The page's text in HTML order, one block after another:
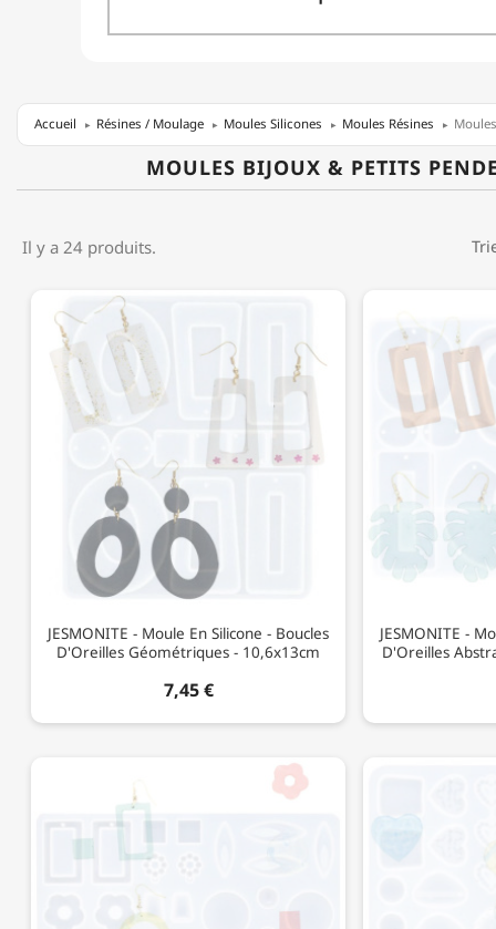
Accueil Résines / Moulage Moules Silicones Moules Résines
MOULES BIJOUX & PETITS
Il y a 24 produits.
JESMONITE - Moule En Silicone - Boucles
D'Oreilles Géométriques - 10,6x13cm
7,45 €
JESMONITE -
D'Oreilles